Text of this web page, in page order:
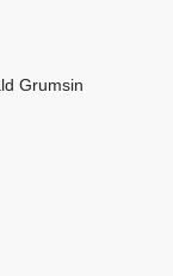
Grumsin